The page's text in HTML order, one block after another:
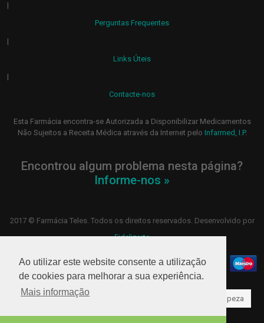
Ao utilizar este website consente a utilização
de cookies para melhorar a sua experiência.
Mais informação
|
Perguntas Frequentes
|
Links Úteis
|
Contacte-nos
Esta Farmácia encontra-se Autorizada a Disponibilizar Medicamentos
Não Sujeitos a Receita Médica através da Internet pelo Infarmed, I.P.
Encontrou algum problema nesta página?
Informe-nos »
2017 © Farmácia Teles. Todos os direitos reservados. Desenvolvido por
Fidelizarte
Higiene oral Hidratação Limpeza